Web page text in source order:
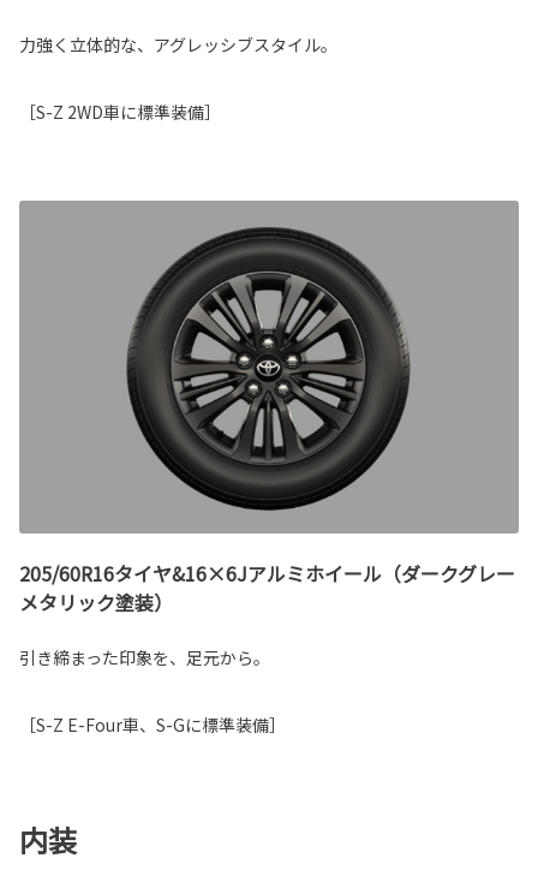
力強く立体的な、アグレッシブスタイル。
［S-Z 2WD車に標準装備］
205/60R16タイヤ&16×6Jアルミホイール（ダークグレー
メタリック塗装）
引き締まった印象を、足元から。
［S-Z E-Four車、S-Gに標準装備］
内装